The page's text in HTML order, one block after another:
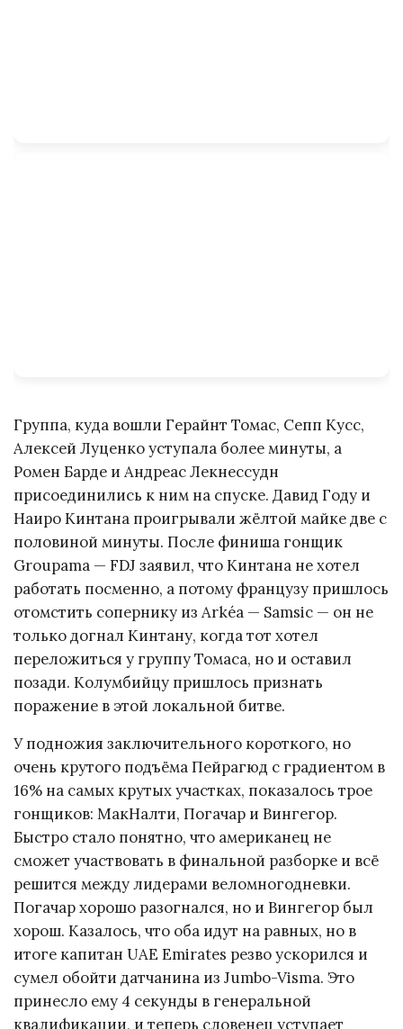
Группа, куда вошли Герайнт Томас, Сепп Кусс,
Алексей Луценко уступала более минуты, а
Ромен Барде и Андреас Лекнессудн
присоединились к ним на спуске. Давид Году и
Наиро Кинтана проигрывали жёлтой майке две с
половиной минуты. После финиша гонщик
Groupama — FDJ заявил, что Кинтана не хотел
работать посменно, а потому французу пришлось
отомстить сопернику из Arkéa — Samsic — он не
только догнал Кинтану, когда тот хотел
переложиться у группу Томаса, но и оставил
позади. Колумбийцу пришлось признать
поражение в этой локальной битве.
У подножия заключительного короткого, но
очень крутого подъёма Пейрагюд с градиентом в
16% на самых крутых участках, показалось трое
гонщиков: МакНалти, Погачар и Вингегор.
Быстро стало понятно, что американец не
сможет участвовать в финальной разборке и всё
решится между лидерами веломногодневки.
Погачар хорошо разогнался, но и Вингегор был
хорош. Казалось, что оба идут на равных, но в
итоге капитан UAE Emirates резво ускорился и
сумел обойти датчанина из Jumbo-Visma. Это
принесло ему 4 секунды в генеральной
квалификации, и теперь словенец уступает